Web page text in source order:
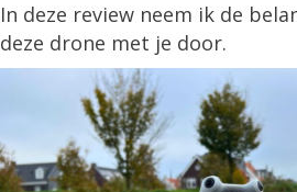
In deze review neem ik de
deze drone met je door.